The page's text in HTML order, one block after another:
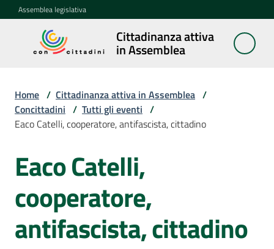
Vai al contenuto
Vai alla navigazione
Vai al footer
Assemblea legislativa
Cittadinanza attiva
in Assemblea
Cittadinanza
attiva in
Concittadini
Porte
aperte
Assemblea
Mostre
Home / Cittadinanza attiva in Assemblea /
Concittadini / Tutti gli eventi /
Eaco Catelli, cooperatore, antifascista, cittadino
Salta al contenuto
Eaco Catelli,
cooperatore,
antifascista, cittadino